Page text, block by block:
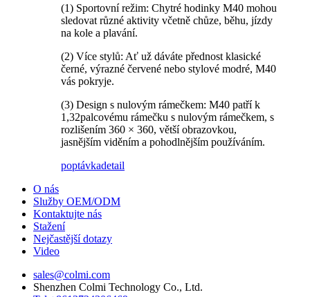
(1) Sportovní režim: Chytré hodinky M40 mohou
sledovat různé aktivity včetně chůze, běhu, jízdy
na kole a plavání.
(2) Více stylů: Ať už dáváte přednost klasické
černé, výrazné červené nebo stylové modré, M40
vás pokryje.
(3) Design s nulovým rámečkem: M40 patří k
1,32palcovému rámečku s nulovým rámečkem, s
rozlišením 360 × 360, větší obrazovkou,
jasnějším viděním a pohodlnějším používáním.
poptávkadetail
O nás
Služby OEM/ODM
Kontaktujte nás
Stažení
Nejčastější dotazy
Video
sales@colmi.com
Shenzhen Colmi Technology Co., Ltd.